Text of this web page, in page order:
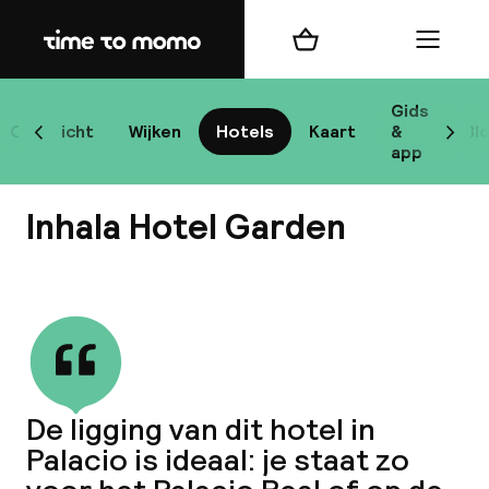
Home
Overzicht Wijken Hotels Kaart
Gids
&
app
Scroll naar links
Winkelmand Menu
Inhala Hotel Garden
De ligging van dit hotel in
Palacio is ideaal: je staat zo